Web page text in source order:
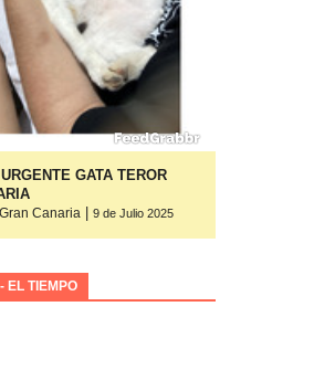
GATA TEROR
Canaria 9 de Julio 2025
EL TIEMPO